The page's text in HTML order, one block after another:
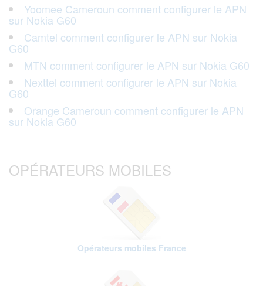
Yoomee Cameroun comment configurer le APN
sur Nokia G60
Camtel comment configurer le APN sur Nokia
G60
MTN comment configurer le APN sur Nokia G60
Nexttel comment configurer le APN sur Nokia
G60
Orange Cameroun comment configurer le APN
sur Nokia G60
OPÉRATEURS MOBILES
Opérateurs mobiles France